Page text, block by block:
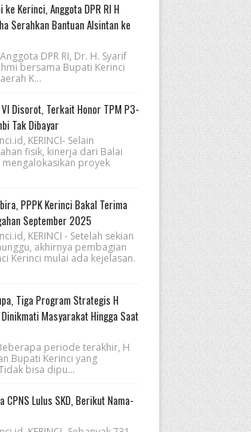
Kerinci, Anggota DPR RI H
Serahkan Bantuan Alsintan ke
DPR RI, Dr. H. Syarif
bersama Bupati Kerinci
K...
VI Disorot, Terkait Honor TPM P3-
Tak Dibayar
KERINCI- Selain
fisik, kinerja dari Balai
mengalokasikan proyek
PPPK Kerinci Bakal Terima
September 2025
KERINCI - Setelah sekian
akhirnya pembagian
Kerinci mulai ada kejelasan.
Tiga Program Strategis H
Masyarakat Hingga Saat
periode terakhir, H
Bupati Kerinci yang
bisa dipu...
CPNS Lulus SKD, Berikut Nama-